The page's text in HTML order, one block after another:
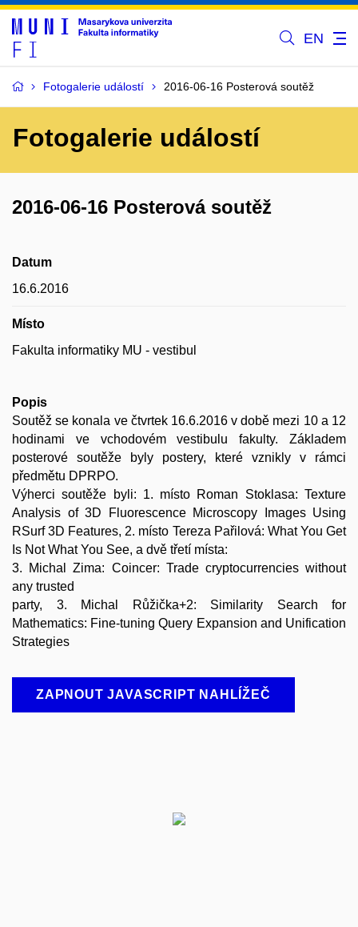
EN
Fotogalerie událostí 2016-06-16 Posterová soutěž
Fotogalerie událostí
2016-06-16 Posterová soutěž
Datum
16.6.2016
Místo
Fakulta informatiky MU - vestibul
Popis
Soutěž se konala ve čtvrtek 16.6.2016 v době mezi 10 a 12
hodinami ve vchodovém vestibulu fakulty. Základem
posterové soutěže byly postery, které vznikly v rámci
předmětu DPRPO.
Výherci soutěže byli: 1. místo Roman Stoklasa: Texture
Analysis of 3D Fluorescence Microscopy Images Using
RSurf 3D Features, 2. místo Tereza Pařilová: What You Get
Is Not What You See, a dvě třetí místa:
3. Michal Zima: Coincer: Trade cryptocurrencies without
any trusted
party, 3. Michal Růžička+2: Similarity Search for
Mathematics: Fine-tuning Query Expansion and Unification
Strategies
ZAPNOUT JAVASCRIPT NAHLÍŽEČ